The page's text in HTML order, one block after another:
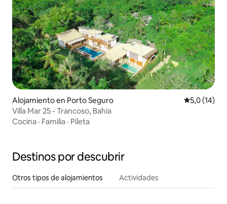
Alojamiento en Porto Seguro Calificación
5,0 (14)
Villa Mar 25 - Trancoso, Bahía
Cocina · Familia · Pileta
Destinos por descubrir
Otros tipos de alojamientos Actividades